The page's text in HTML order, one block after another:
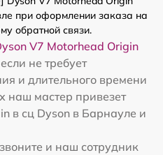
при оформлении заказа на
обратной связи.
V7 Motorhead Origin
не требует
и длительного времени
наш мастер привезет
в сц Dyson в Барнауле и
и наш сотрудник